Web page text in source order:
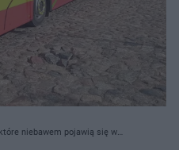
niebawem pojawią się w